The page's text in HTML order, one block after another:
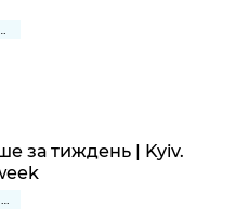
розвиток
за тиждень | Kyiv.
Захисникам, ветеранам та їхнім родинам